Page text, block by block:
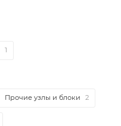
1
Прочие узлы и блоки 2